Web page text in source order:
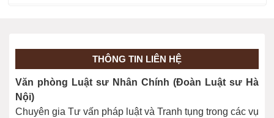
Địa chỉ Thi hành án dân sự thành phố
Đồng Nai
THÔNG TIN LIÊN HỆ
Văn phòng Luật sư Nhân Chính (Đoàn Luật sư Hà
Nội)
Chuyên gia Tư vấn pháp luật và Tranh tụng trong các vụ